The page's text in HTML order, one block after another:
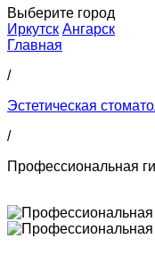
Выберите город
Иркутск Ангарск
Главная
/
Эстетическая
/
Профессиональная